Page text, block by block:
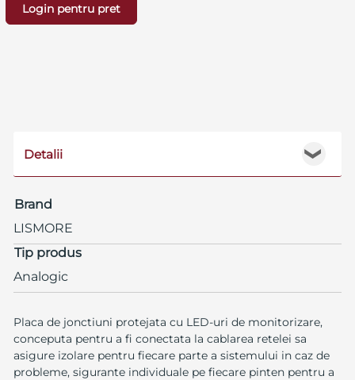
Login pentru pret
❯
Detalii
Brand
LISMORE
Tip produs
Analogic
Placa de jonctiuni protejata cu LED-uri de monitorizare,
conceputa pentru a fi conectata la cablarea retelei sa
asigure izolare pentru fiecare parte a sistemului in caz de
probleme, sigurante individuale pe fiecare pinten pentru a